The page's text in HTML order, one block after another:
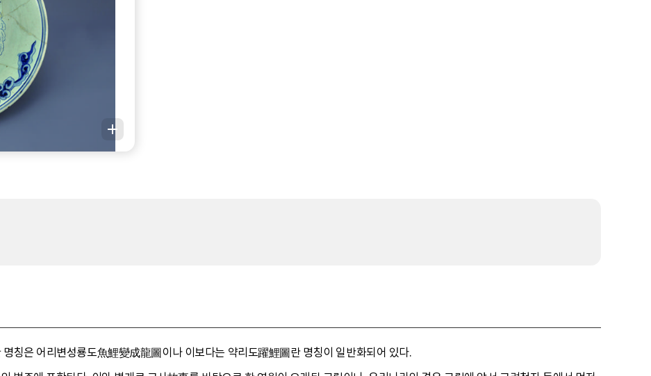
칭은 어리변성룡도魚鯉變成龍圖이나 이보다는 약리도躍鯉圖란 명칭이 일반화되어 있다.